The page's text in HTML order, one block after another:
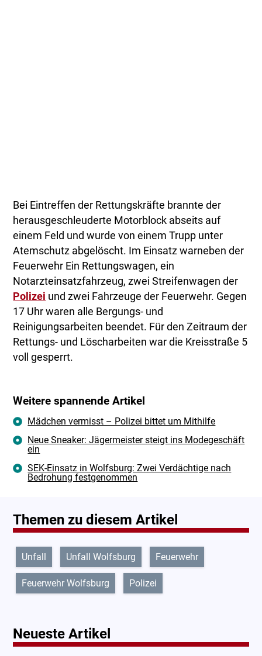
Bei Eintreffen der Rettungskräfte brannte der
herausgeschleuderte Motorblock abseits auf
einem Feld und wurde von einem Trupp unter
Atemschutz abgelöscht. Im Einsatz warneben der
Feuerwehr Ein Rettungswagen, ein
Notarzteinsatzfahrzeug, zwei Streifenwagen der
Polizei und zwei Fahrzeuge der Feuerwehr. Gegen
17 Uhr waren alle Bergungs- und
Reinigungsarbeiten beendet. Für den Zeitraum der
Rettungs- und Löscharbeiten war die Kreisstraße 5
voll gesperrt.
Weitere spannende Artikel
Mädchen vermisst – Polizei bittet um Mithilfe
Neue Sneaker: Jägermeister steigt ins Modegeschäft
ein
SEK-Einsatz in Wolfsburg: Zwei Verdächtige nach
Bedrohung festgenommen
Themen zu diesem Artikel
Unfall Unfall Wolfsburg Feuerwehr
Feuerwehr Wolfsburg Polizei
Neueste Artikel